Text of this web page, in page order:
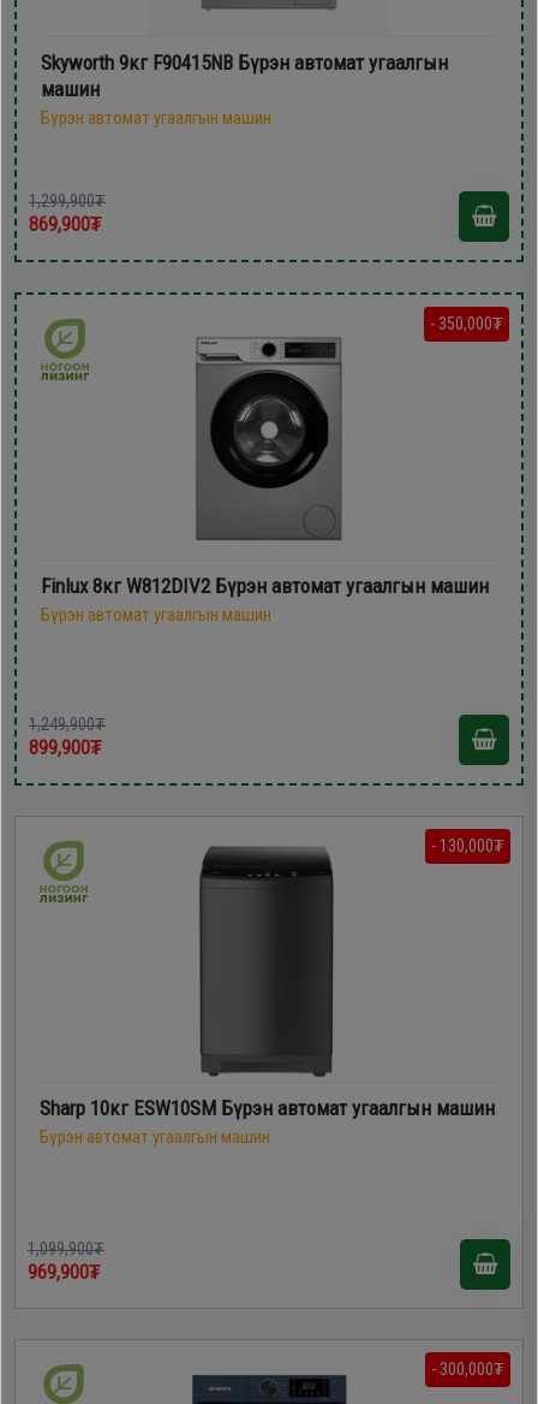
Skyworth 9кг F90415NB Бүрэн автомат угаалгын
машин
Бүрэн автомат угаалгын машин
1,299,900₮
869,900₮
- 350,000₮
Finlux 8кг W812DIV2 Бүрэн автомат угаалгын машин
Бүрэн автомат угаалгын машин
1,249,900₮
899,900₮
- 130,000₮
Sharp 10кг ESW10SM Бүрэн автомат угаалгын машин
Бүрэн автомат угаалгын машин
1,099,900₮
969,900₮
- 300,000₮